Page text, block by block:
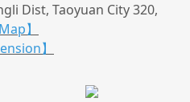
Dist, Taoyuan City 320,
】
】